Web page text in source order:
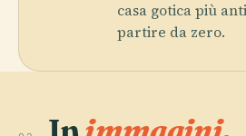
casa gotica più
partire da zero.